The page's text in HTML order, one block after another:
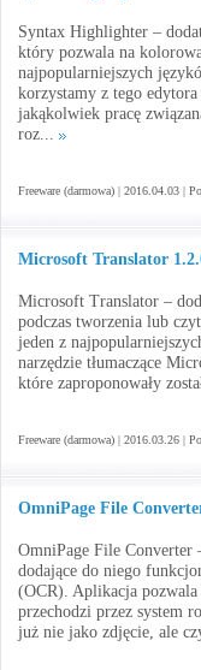
Syntax Highlighter –
który pozwala na
najpopularniejszych
korzystamy z tego
jakąkolwiek pracę
roz...
Freeware (darmowa) | 2016.04.03 |
Microsoft Translator
Microsoft Translator –
podczas tworzenia lub
jeden z
narzędzie tłumaczące
które zaproponowały
Freeware (darmowa) | 2016.03.26 |
OmniPage File
OmniPage File Converter
dodające do niego
(OCR). Aplikacja
przechodzi przez system
już nie jako zdjęcie, ale